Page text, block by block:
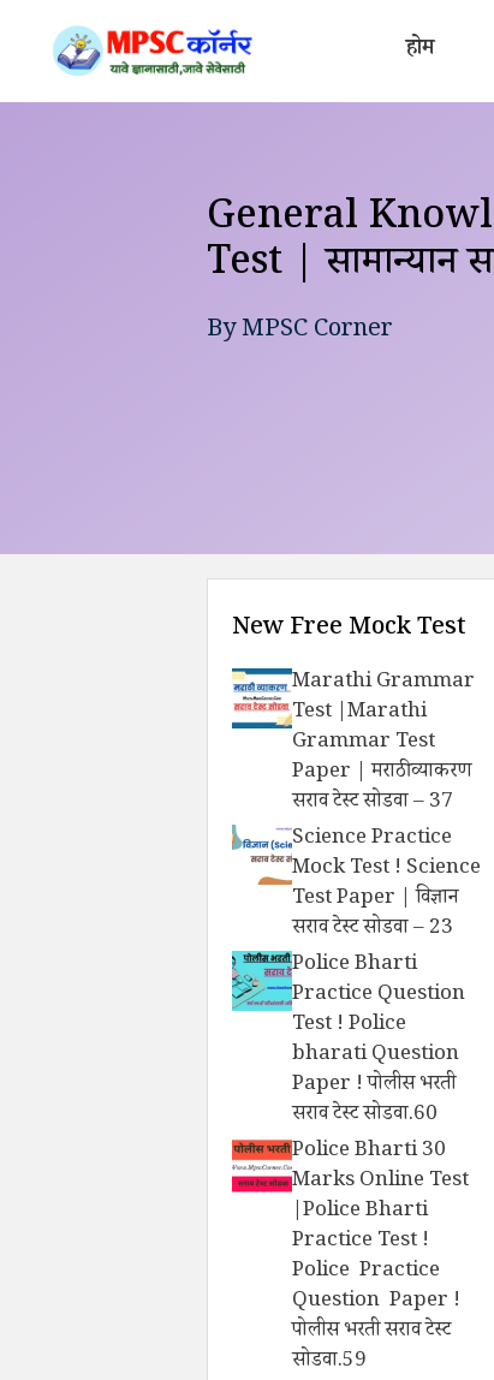
content
होम
General
Test | सामान्यज्ञान
ByMPSC Corner
New Free Mock Test
Marathi Grammar
Test |Marathi
Grammar Test
Paper | मराठी व्याकरण
सराव टेस्ट सोडवा – 37
Science Practice
Mock Test ! Science
Test Paper | विज्ञान
सराव टेस्ट सोडवा – 23
Police Bharti
Practice Question
Test ! Police
bharati Question
Paper ! पोलीस भरती
सराव टेस्ट सोडवा.60
Police Bharti 30
Marks Online Test
|Police Bharti
Practice Test !
Police Practice
Question Paper !
पोलीस भरती सराव टेस्ट
सोडवा.59